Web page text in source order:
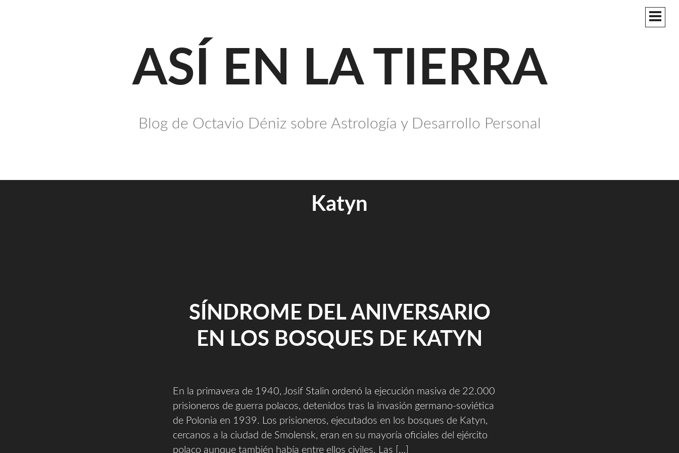
ASÍ EN LA TIERRA
Blog de Octavio Déniz sobre Astrología y Desarrollo Personal
Katyn
SÍNDROME DEL ANIVERSARIO
EN LOS BOSQUES DE KATYN
En la primavera de 1940, Josif Stalin ordenó la ejecución masiva de 22.000
prisioneros de guerra polacos, detenidos tras la invasión germano-soviética
de Polonia en 1939. Los prisioneros, ejecutados en los bosques de Katyn,
cercanos a la ciudad de Smolensk, eran en su mayoría oficiales del ejército
polaco aunque también había entre ellos civiles. Las […]